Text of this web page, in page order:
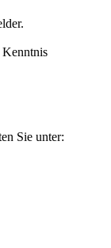
Kenntnis
Sie unter: